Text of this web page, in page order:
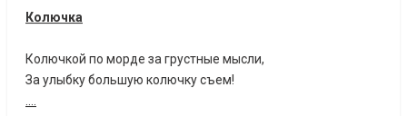
Колючка
Колючкой по морде за грустные мысли,
За улыбку большую колючку съем!